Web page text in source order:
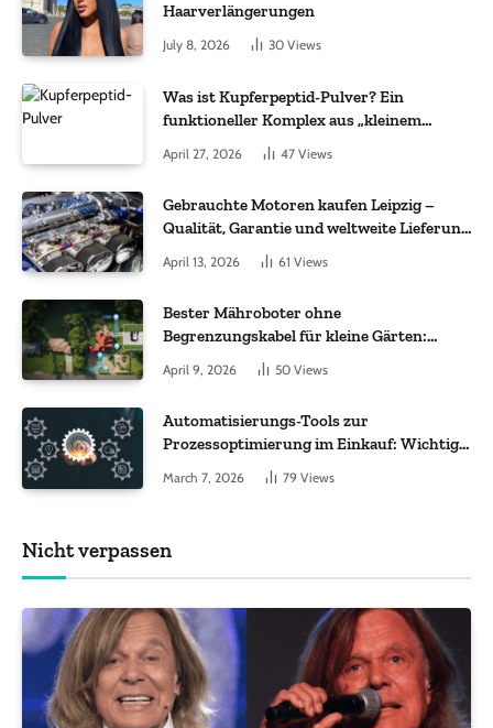
Haarverlängerungen
July 8, 2026 30 Views
Was ist Kupferpeptid-Pulver? Ein
funktioneller Komplex aus „kleinem
Molekül + Metall“
April 27, 2026 47 Views
Gebrauchte Motoren kaufen Leipzig –
Qualität, Garantie und weltweite Lieferung
April 13, 2026 61 Views
Bester Mähroboter ohne
Begrenzungskabel für kleine Gärten:
Worauf es bei 200 bis 500 m² wirklich
ankommt
April 9, 2026 50 Views
Automatisierungs-Tools zur
Prozessoptimierung im Einkauf: Wichtige
Funktionen, auf die Sie achten sollten
March 7, 2026 79 Views
Nicht verpassen